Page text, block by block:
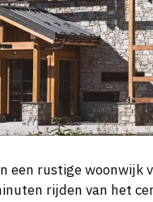
een rustige woonwijk
rijden van het